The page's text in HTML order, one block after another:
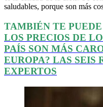
saludables, porque son más
TAMBIÉN TE
LOS PRECIOS DE
PAÍS SON MÁS
EUROPA? LAS SEIS
EXPERTOS